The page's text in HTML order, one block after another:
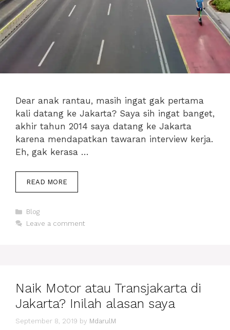
Dear anak rantau, masih ingat gak pertama
kali datang ke Jakarta? Saya sih ingat banget,
akhir tahun 2014 saya datang ke Jakarta
karena mendapatkan tawaran interview kerja.
Eh, gak kerasa …
READ MORE
WAJAH
DI
Categories
Blog
Leave a comment
Naik Motor atau Transjakarta di
Jakarta? Inilah alasan saya
September 8, 2019 by MdarulM